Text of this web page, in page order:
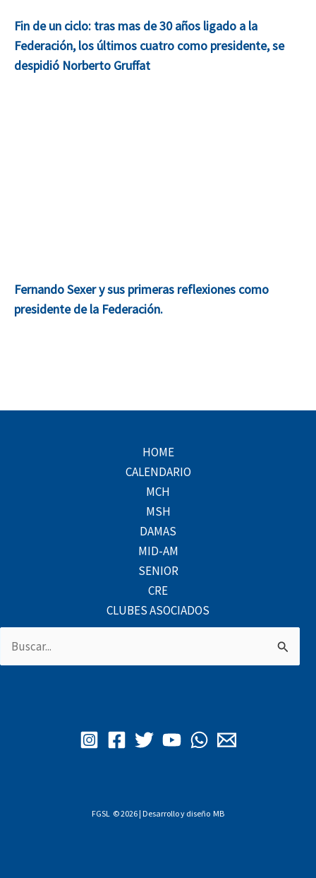
Fin de un ciclo: tras mas de 30 años ligado a la
Federación, los últimos cuatro como presidente, se
despidió Norberto Gruffat
Fernando Sexer y sus primeras reflexiones como
presidente de la Federación.
HOME
CALENDARIO
MCH
MSH
DAMAS
MID-AM
SENIOR
CRE
CLUBES ASOCIADOS
Buscar
por:
FGSL © 2026 | Desarrollo y diseño MB